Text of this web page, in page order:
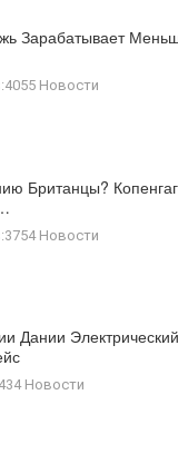
Зарабатывает
Новости
Британцы?
Новости
Дании
Новости